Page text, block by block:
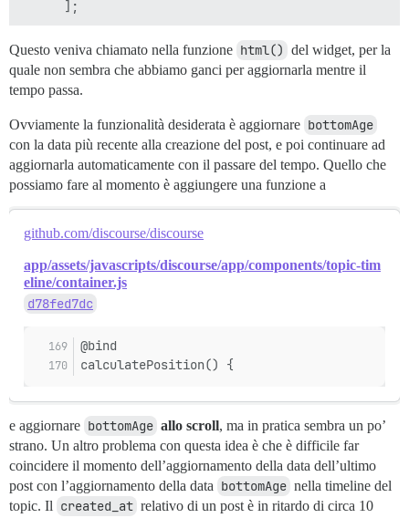
Questo veniva chiamato nella funzione html() del widget, per la
quale non sembra che abbiamo ganci per aggiornarla mentre il
tempo passa.
Ovviamente la funzionalità desiderata è aggiornare bottomAge
con la data più recente alla creazione del post, e poi continuare ad
aggiornarla automaticamente con il passare del tempo. Quello che
possiamo fare al momento è aggiungere una funzione a
github.com/discourse/discourse
app/assets/javascripts/discourse/app/components/topic-tim
eline/container.js
d78fed7dc
@bind
calculatePosition() {
e aggiornare bottomAge allo scroll, ma in pratica sembra un po’
strano. Un altro problema con questa idea è che è difficile far
coincidere il momento dell’aggiornamento della data dell’ultimo
post con l’aggiornamento della data bottomAge nella timeline del
topic. Il created_at relativo di un post è in ritardo di circa 10